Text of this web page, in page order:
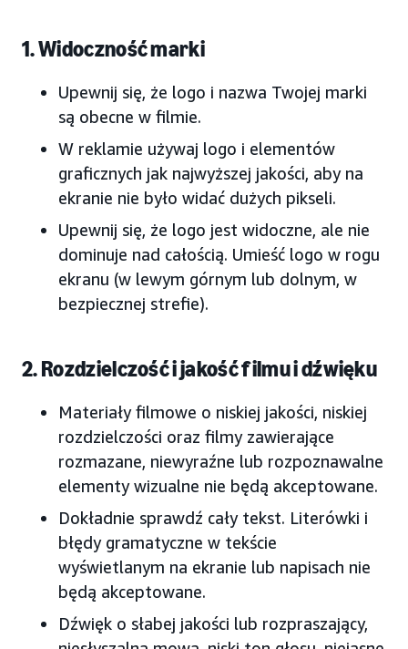
1. Widoczność marki
Upewnij się, że logo i nazwa Twojej marki
są obecne w filmie.
W reklamie używaj logo i elementów
graficznych jak najwyższej jakości, aby na
ekranie nie było widać dużych pikseli.
Upewnij się, że logo jest widoczne, ale nie
dominuje nad całością. Umieść logo w rogu
ekranu (w lewym górnym lub dolnym, w
bezpiecznej strefie).
2. Rozdzielczość i jakość filmu i dźwięku
Materiały filmowe o niskiej jakości, niskiej
rozdzielczości oraz filmy zawierające
rozmazane, niewyraźne lub rozpoznawalne
elementy wizualne nie będą akceptowane.
Dokładnie sprawdź cały tekst. Literówki i
błędy gramatyczne w tekście
wyświetlanym na ekranie lub napisach nie
będą akceptowane.
Dźwięk o słabej jakości lub rozpraszający,